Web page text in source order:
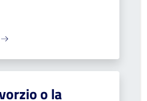
o la